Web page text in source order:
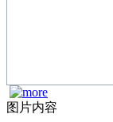
图片内容